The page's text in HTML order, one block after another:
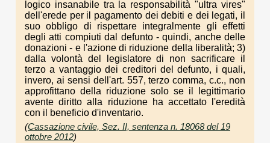
logico insanabile tra la responsabilità "ultra vires"
dell'erede per il pagamento dei debiti e dei legati, il
suo obbligo di rispettare integralmente gli effetti
degli atti compiuti dal defunto - quindi, anche delle
donazioni - e l'azione di riduzione della liberalità; 3)
dalla volontà del legislatore di non sacrificare il
terzo a vantaggio dei creditori del defunto, i quali,
invero, ai sensi dell'art. 557, terzo comma, c.c., non
approfittano della riduzione solo se il legittimario
avente diritto alla riduzione ha accettato l'eredità
con il beneficio d'inventario.
(Cassazione civile, Sez. II, sentenza n. 18068 del 19
ottobre 2012)